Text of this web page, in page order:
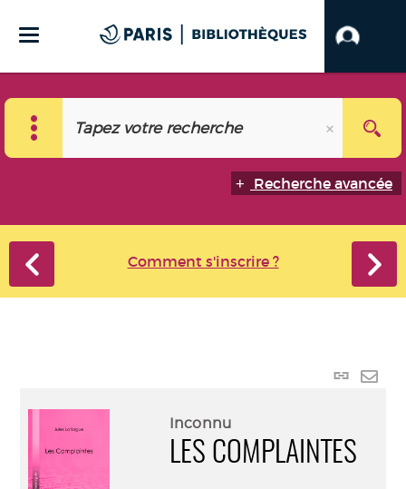
Recherche avancée
Comment s'inscrire ?
Lien
Inconnu
LES COMPLAINTES